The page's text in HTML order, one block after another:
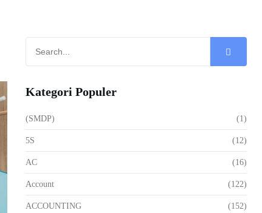
Kategori Populer
(SMDP) (1)
5S (12)
AC (16)
Account (122)
ACCOUNTING (152)